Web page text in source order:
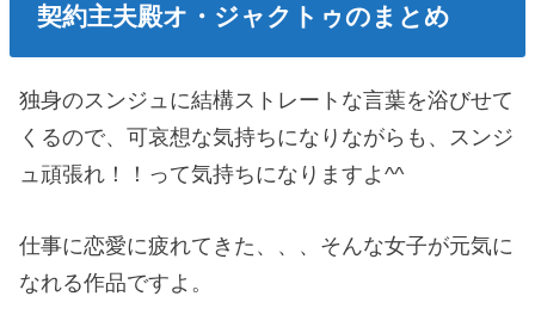
契約主夫殿オ・ジャクトゥのまとめ
独身のスンジュに結構ストレートな言葉を浴びせて
くるので、可哀想な気持ちになりながらも、スンジ
ュ頑張れ！！って気持ちになりますよ^^
仕事に恋愛に疲れてきた、、、そんな女子が元気に
なれる作品ですよ。